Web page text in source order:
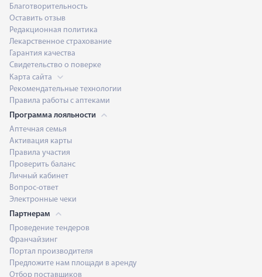
Благотворительность
Оставить отзыв
Редакционная политика
Лекарственное страхование
Гарантия качества
Свидетельство о поверке
Карта сайта
Рекомендательные технологии
Правила работы с аптеками
Программа лояльности
Аптечная семья
Активация карты
Правила участия
Проверить баланс
Личный кабинет
Вопрос-ответ
Электронные чеки
Партнерам
Проведение тендеров
Франчайзинг
Портал производителя
Предложите нам площади в аренду
Отбор поставщиков